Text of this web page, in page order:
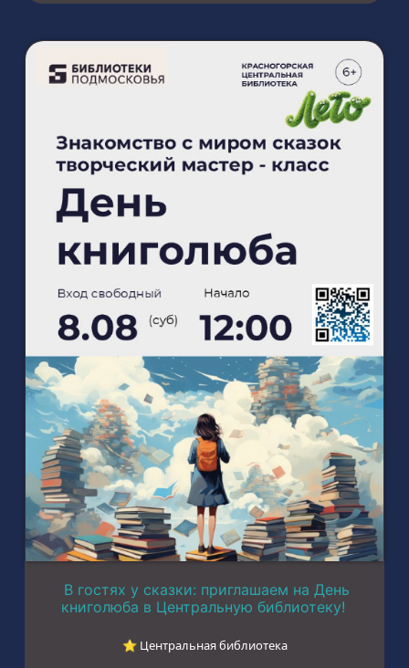
В гостях у сказки: приглашаем на День
книголюба в Центральную библиотеку!
⭐︎ Центральная библиотека